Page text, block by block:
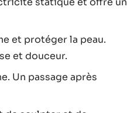
et protéger la peau.
et douceur.
Un passage après